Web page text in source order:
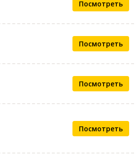
Посмотреть
Посмотреть
Посмотреть
Посмотреть